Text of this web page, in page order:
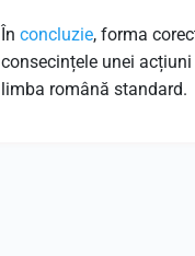
În concluzie, forma
consecințele unei
limba română standard.